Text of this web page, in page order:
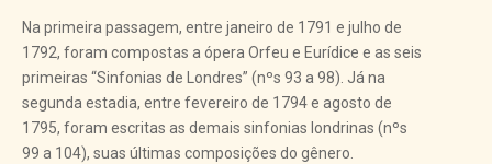
Na primeira passagem, entre janeiro de 1791 e julho de
1792, foram compostas a ópera Orfeu e Eurídice e as seis
primeiras “Sinfonias de Londres” (nºs 93 a 98). Já na
segunda estadia, entre fevereiro de 1794 e agosto de
1795, foram escritas as demais sinfonias londrinas (nºs
99 a 104), suas últimas composições do gênero.